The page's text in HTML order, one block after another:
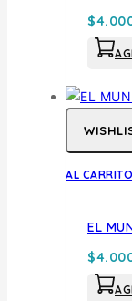
$
AL CARRITO
EL
$